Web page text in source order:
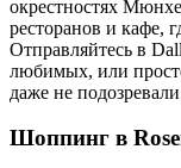
окрестностях
ресторанов и кафе,
Отправляйтесь в
любимых, или
даже не
Шоппинг в